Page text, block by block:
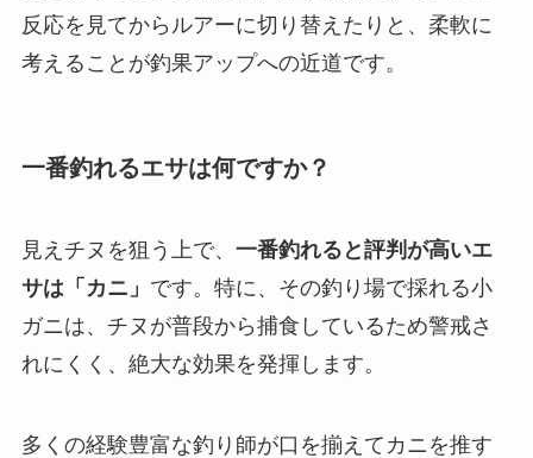
反応を見てからルアーに切り替えたりと、柔軟に
考えることが釣果アップへの近道です。
一番釣れるエサは何ですか？
見えチヌを狙う上で、 一番釣れると評判が高いエ
サは「カニ」 です。特に、その釣り場で採れる小
ガニは、チヌが普段から捕食しているため警戒さ
れにくく、絶大な効果を発揮します。
多くの経験豊富な釣り師が口を揃えてカニを推す